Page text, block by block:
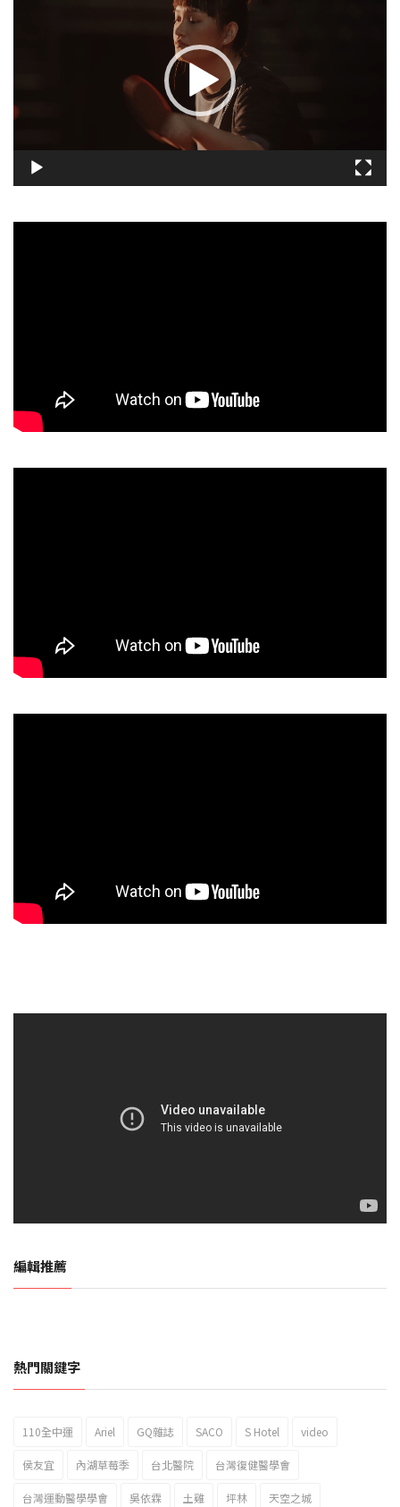
編輯推薦
2023新北市北海岸國際風箏節「風在石起」霸氣回歸
熱門關鍵字
110全中運 Ariel GQ雜誌 SACO S Hotel video
侯友宜 內湖草莓季 台北醫院 台灣復健醫學會
台灣運動醫學學會 吳依霖 土雞 坪林 天空之城